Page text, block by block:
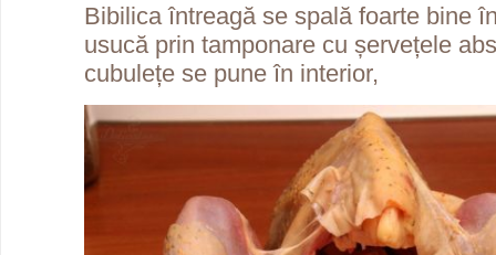
Bibilica întreagă se spală foarte bine
usucă prin tamponare cu șervețele
cubulețe se pune în interior,